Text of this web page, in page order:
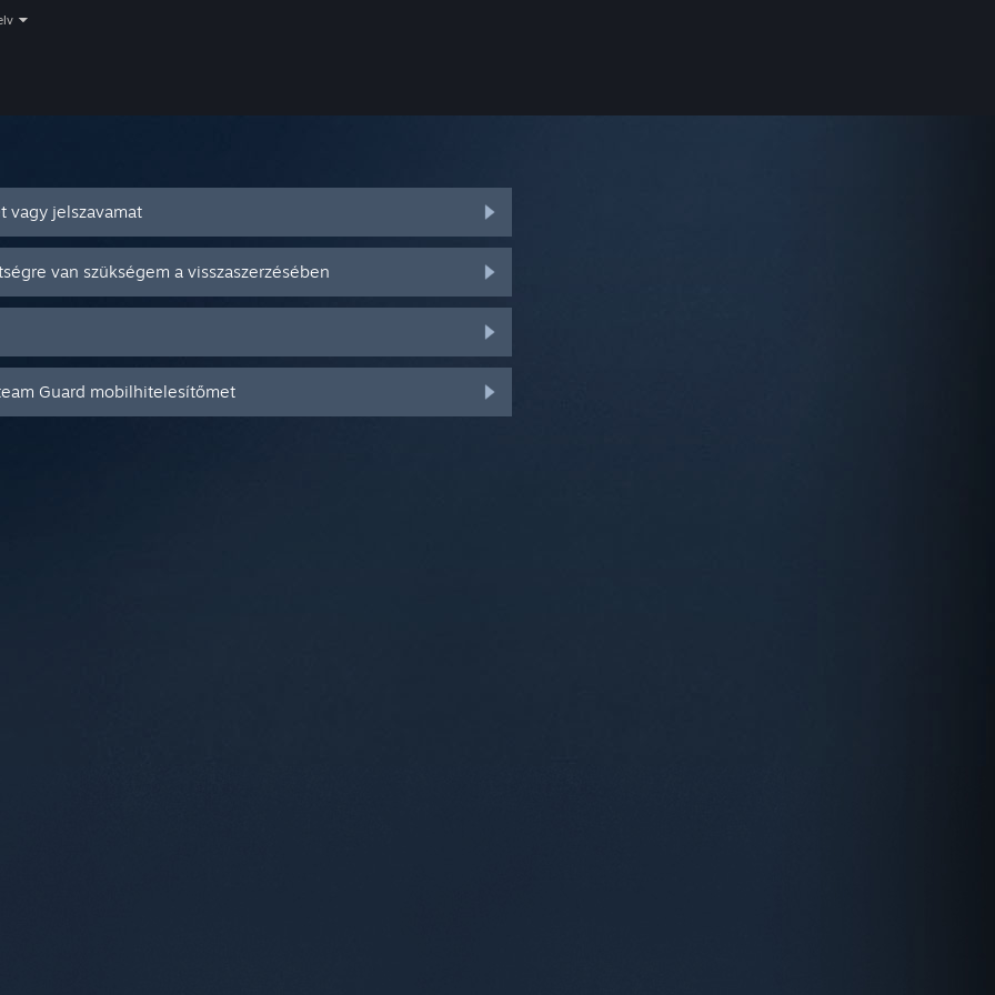
vagy jelszavamat
van szükségem a visszaszerzésében
Guard mobilhitelesítőmet